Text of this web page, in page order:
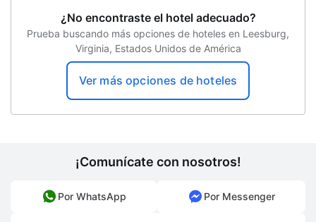
Espacio para conferencias
Clases de acondicionamiento físico
Ruta de viaje accesible para sillas de
ruedas
¿No encontraste el hotel adecuado?
Prueba buscando más opciones de hoteles en Leesburg,
Virginia, Estados Unidos de América
Ver más opciones de hoteles
¡Comunícate con nosotros!
Por WhatsApp Por Messenger